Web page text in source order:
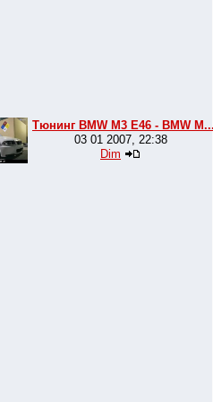
Тюнинг BMW M3 E46 - BMW
03 01 2007, 22:38
Dim